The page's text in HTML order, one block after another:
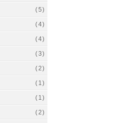
(5)
(4)
(4)
(3)
(2)
(1)
(1)
(2)